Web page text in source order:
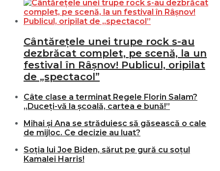
Cântărețele unei trupe rock s-au
dezbrăcat complet, pe scenă, la un
festival în Râșnov! Publicul, oripilat
de „spectacol”
Câte clase a terminat Regele Florin Salam?
„Duceți-vă la școală, cartea e bună!”
Mihai și Ana se străduiesc să găsească o cale
de mijloc. Ce decizie au luat?
Soția lui Joe Biden, sărut pe gură cu soțul
Kamalei Harris!